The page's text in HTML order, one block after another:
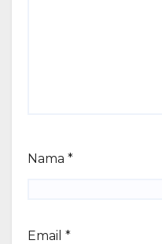
Nama *
Email *